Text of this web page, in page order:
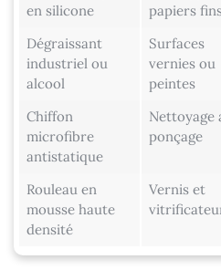
en silicone
papiers
Dégraissant
industriel ou
alcool
Surfaces
vernies ou
peintes
Chiffon
microfibre
antistatique
Nettoyage
ponçage
Rouleau en
mousse haute
densité
Vernis et